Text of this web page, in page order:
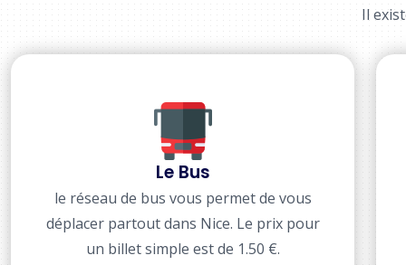
Il
Le Bus
le réseau de bus vous permet de vous
déplacer partout dans Nice. Le prix pour
un billet simple est de 1.50 €.